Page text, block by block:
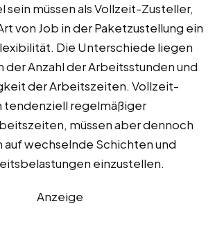
müssen als Vollzeit-Zusteller,
von Job in der Paketzustellung ein
Die Unterschiede liegen
der Anzahl der Arbeitsstunden und
der Arbeitszeiten. Vollzeit-
tendenziell regelmäßiger
müssen aber dennoch
auf wechselnde Schichten und
einzustellen.
Anzeige